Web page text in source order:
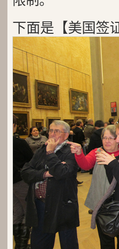
下面是【美国签